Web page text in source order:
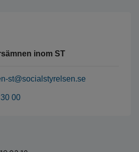
inom ST
st@socialstyrelsen.se
00